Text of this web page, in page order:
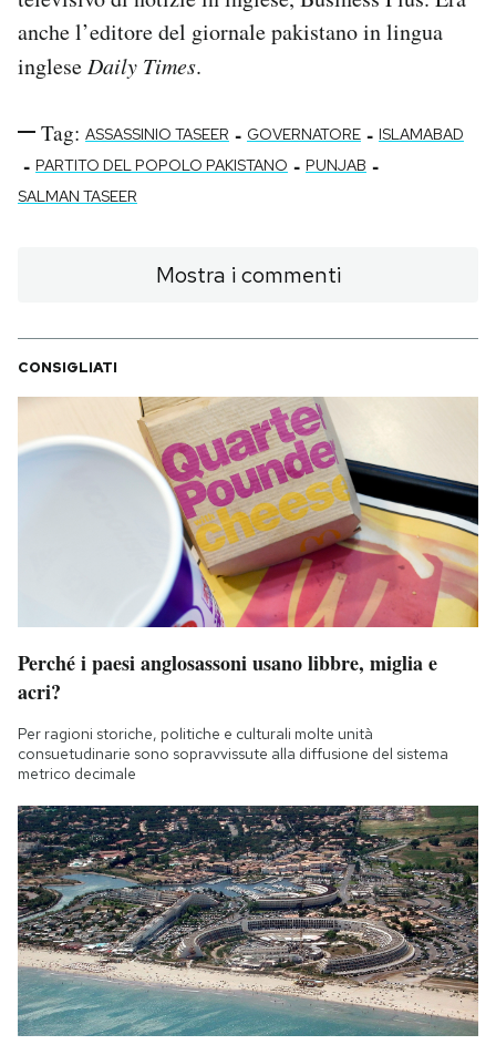
anche l’editore del giornale pakistano in lingua
inglese Daily Times.
Tag: ASSASSINIO TASEER - GOVERNATORE - ISLAMABAD
- PARTITO DEL POPOLO PAKISTANO - PUNJAB -
SALMAN TASEER
Mostra i commenti
CONSIGLIATI
Perché i paesi anglosassoni usano libbre, miglia e
acri?
Per ragioni storiche, politiche e culturali molte unità
consuetudinarie sono sopravvissute alla diffusione del sistema
metrico decimale